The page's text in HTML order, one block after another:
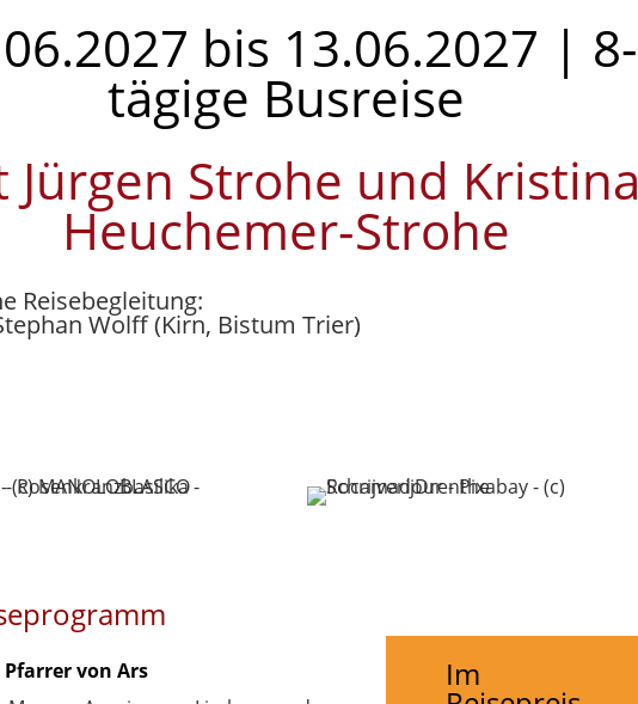
bis 13.06.2027 | 8-
tägige Busreise
Jürgen Strohe und Kristina
Heuchemer-Strohe
Reisebegleitung:
Wolff (Kirn, Bistum Trier)
Pfarrer von Ars
Im